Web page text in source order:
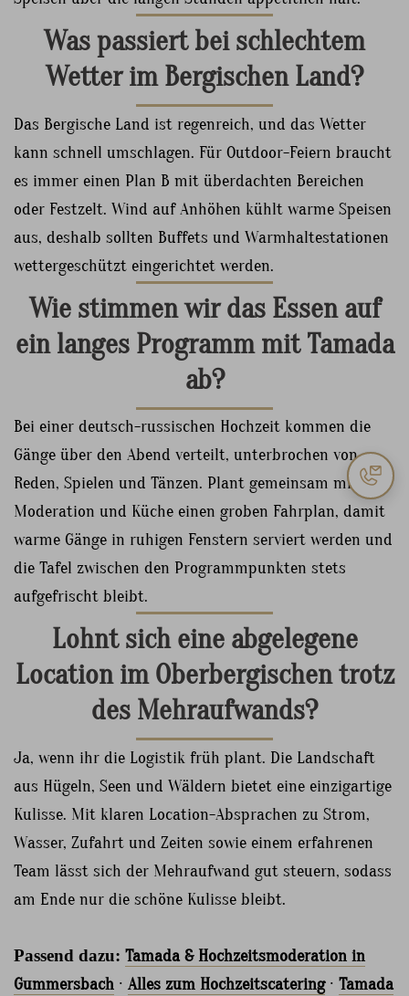
Was passiert bei schlechtem
Wetter im Bergischen Land?
Das Bergische Land ist regenreich, und das Wetter
kann schnell umschlagen. Für Outdoor-Feiern braucht
es immer einen Plan B mit überdachten Bereichen
oder Festzelt. Wind auf Anhöhen kühlt warme Speisen
aus, deshalb sollten Buffets und Warmhaltestationen
wettergeschützt eingerichtet werden.
Wie stimmen wir das Essen auf
ein langes Programm mit Tamada
ab?
Bei einer deutsch-russischen Hochzeit kommen die
Gänge über den Abend verteilt, unterbrochen von
Reden, Spielen und Tänzen. Plant gemeinsam mit
Moderation und Küche einen groben Fahrplan, damit
warme Gänge in ruhigen Fenstern serviert werden und
die Tafel zwischen den Programmpunkten stets
aufgefrischt bleibt.
Lohnt sich eine abgelegene
Location im Oberbergischen trotz
des Mehraufwands?
Ja, wenn ihr die Logistik früh plant. Die Landschaft
aus Hügeln, Seen und Wäldern bietet eine einzigartige
Kulisse. Mit klaren Location-Absprachen zu Strom,
Wasser, Zufahrt und Zeiten sowie einem erfahrenen
Team lässt sich der Mehraufwand gut steuern, sodass
am Ende nur die schöne Kulisse bleibt.
Passend dazu: Tamada & Hochzeitsmoderation in
Gummersbach · Alles zum Hochzeitscatering· Tamada